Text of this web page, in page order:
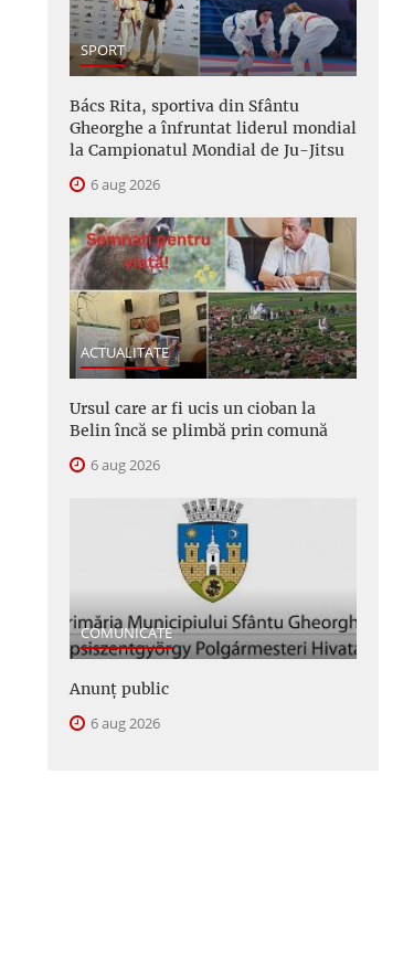
SPORT
Bács Rita, sportiva din Sfântu
Gheorghe a înfruntat liderul mondial
la Campionatul Mondial de Ju-Jitsu
6 aug 2026
ACTUALITATE
Ursul care ar fi ucis un cioban la
Belin încă se plimbă prin comună
6 aug 2026
COMUNICATE
Anunţ public
6 aug 2026